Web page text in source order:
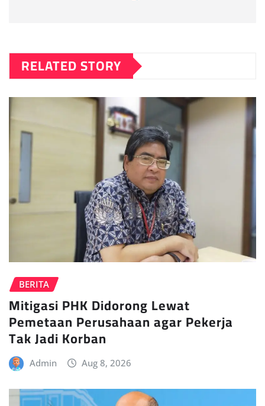
RELATED STORY
BERITA
Mitigasi PHK Didorong Lewat
Pemetaan Perusahaan agar Pekerja
Tak Jadi Korban
Admin Aug 8, 2026